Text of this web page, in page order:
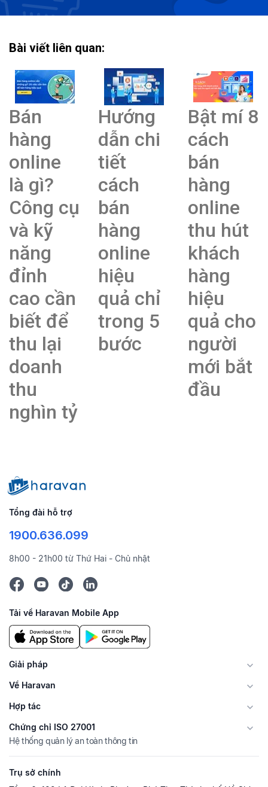
Bài viết liên quan:
Bán
hàng
online
là gì?
Công cụ
và kỹ
năng
đỉnh
cao cần
biết để
thu lại
doanh
thu
nghìn tỷ
Hướng
dẫn chi
tiết
cách
bán
hàng
online
hiệu
quả chỉ
trong 5
bước
Bật mí 8
cách
bán
hàng
online
thu hút
khách
hàng
hiệu
quả cho
người
mới bắt
đầu
Tổng đài hỗ trợ
1900.636.099
8h00 - 21h00 từ Thứ Hai - Chủ nhật
Tải về Haravan Mobile App
Giải pháp
Về Haravan
Hợp tác
Chứng chỉ ISO 27001
Hệ thống quản lý an toàn thông tin
Trụ sở chính